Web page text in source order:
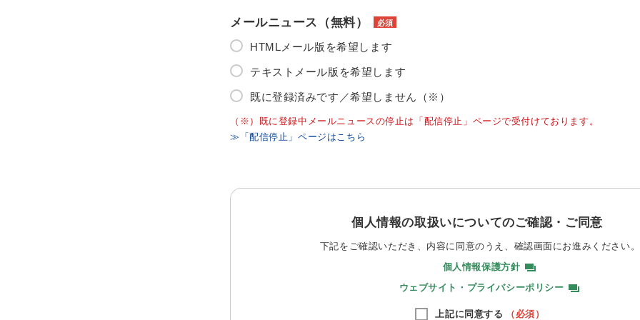
メールニュース（無料） 必須
HTMLメール版を希望します
テキストメール版を希望します
既に登録済みです／希望しません（※）
（※）既に登録中メールニュースの停止は「配信停止」ページで受付けております。
≫「配信停止」ページはこちら
個人情報の取扱いについてのご確認・ご同意
下記をご確認いただき、内容に同意のうえ、 確認画面にお進みください。
個人情報保護方針
ウェブサイト・プライバシーポリシー
上記に同意する （必須）